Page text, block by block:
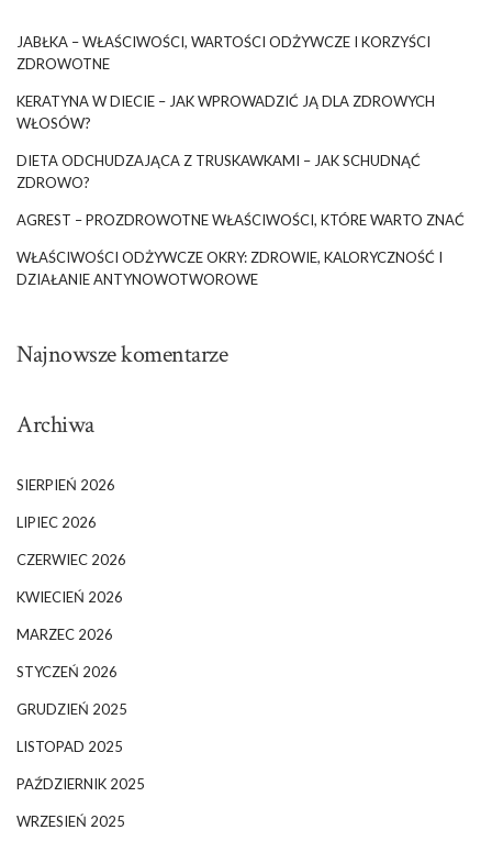
JABŁKA – WŁAŚCIWOŚCI, WARTOŚCI ODŻYWCZE I KORZYŚCI
ZDROWOTNE
KERATYNA W DIECIE – JAK WPROWADZIĆ JĄ DLA ZDROWYCH
WŁOSÓW?
DIETA ODCHUDZAJĄCA Z TRUSKAWKAMI – JAK SCHUDNĄĆ
ZDROWO?
AGREST – PROZDROWOTNE WŁAŚCIWOŚCI, KTÓRE WARTO ZNAĆ
WŁAŚCIWOŚCI ODŻYWCZE OKRY: ZDROWIE, KALORYCZNOŚĆ I
DZIAŁANIE ANTYNOWOTWOROWE
Najnowsze komentarze
Archiwa
SIERPIEŃ 2026
LIPIEC 2026
CZERWIEC 2026
KWIECIEŃ 2026
MARZEC 2026
STYCZEŃ 2026
GRUDZIEŃ 2025
LISTOPAD 2025
PAŹDZIERNIK 2025
WRZESIEŃ 2025